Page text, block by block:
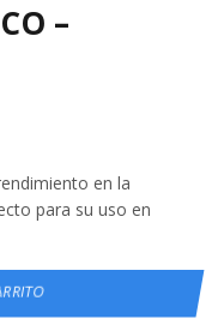
–
en la
para su uso en